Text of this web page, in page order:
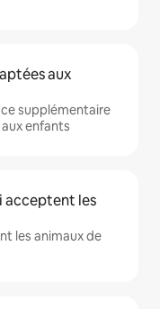
aux
supplémentaire
enfants
acceptent les
les animaux de